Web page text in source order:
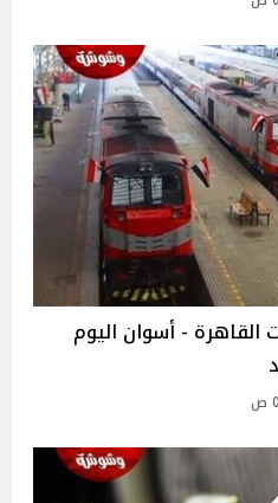
- أسوان اليوم